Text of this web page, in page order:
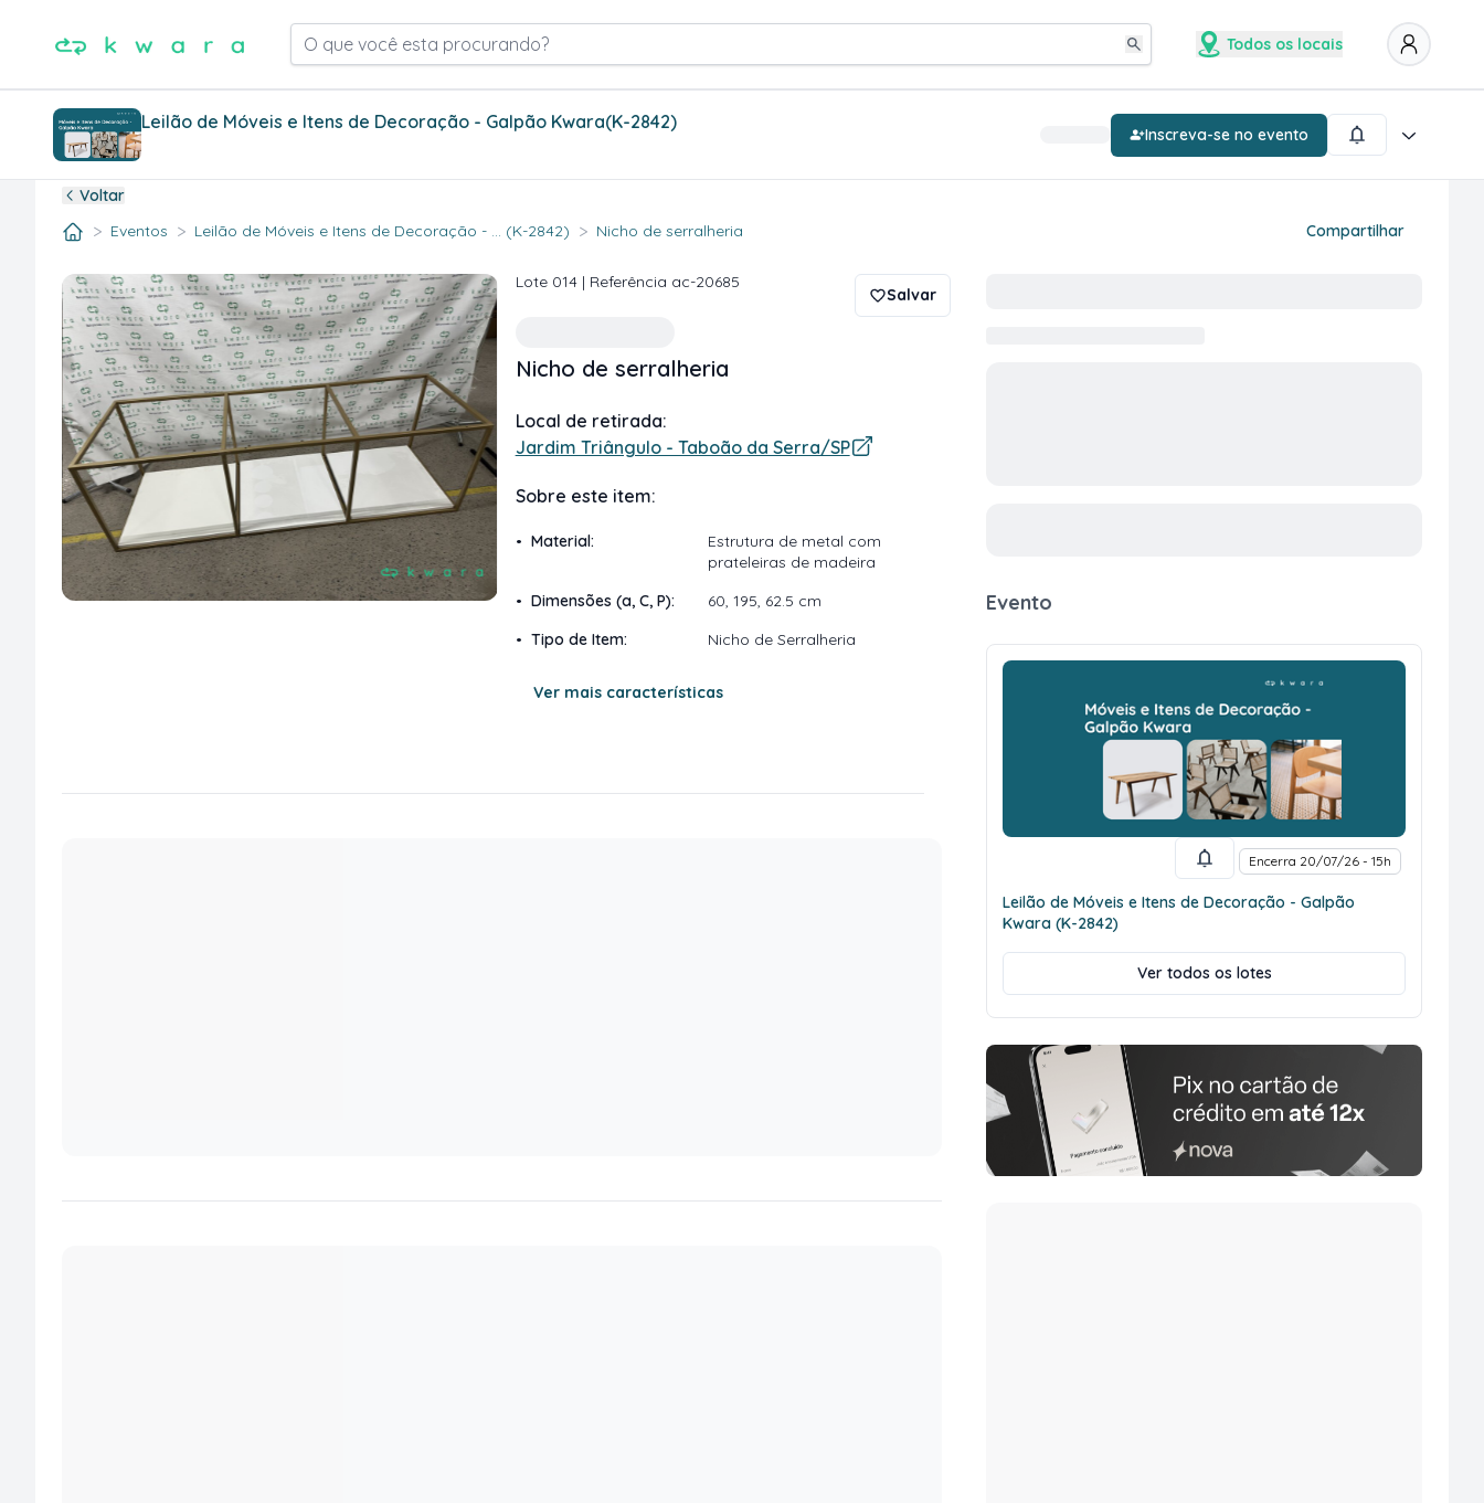
O que você esta procurando? Todos os locais
Leilão de Móveis e Itens de Decoração - Galpão Kwara(K-2842)
Inscreva-se no evento
Voltar
> Eventos > Leilão de Móveis e Itens de Decoração - ... (K-2842) > Nicho de serralheria Compartilhar
Lote 014| Referência ac-20685
Salvar
Nicho de serralheria
Local de retirada:
Jardim Triângulo - Taboão da Serra/SP
Sobre este item:
• Material:
Estrutura de metal com
prateleiras de madeira
• Dimensões (a, C, P):
60, 195, 62.5 cm
• Tipo de Item: Nicho de Serralheria
Ver mais características
Evento
Encerra 20/07/26 - 15h
Leilão de Móveis e Itens de Decoração - Galpão
Kwara (K-2842)
Ver todos os lotes